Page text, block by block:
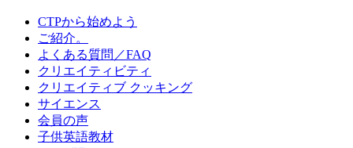
CTPから始めよう
ご紹介。
よくある質問／FAQ
クリエイティビティ
クリエイティブ クッキング
サイエンス
会員の声
子供英語教材